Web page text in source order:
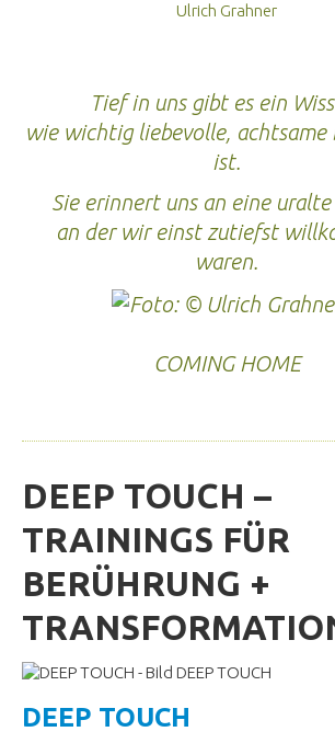
Ulrich Grahner
Tief in uns gibt es ein
wie wichtig liebevolle, achtsame
ist.
Sie erinnert uns an eine uralte
an der wir einst zutiefst
waren.
COMING HOME
DEEP TOUCH –
TRAININGS FÜR
BERÜHRUNG +
DEEP TOUCH